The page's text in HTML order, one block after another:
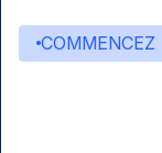
COMMENCEZ